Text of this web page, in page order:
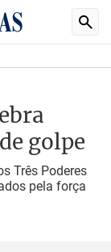
golpe
Três Poderes
pela força